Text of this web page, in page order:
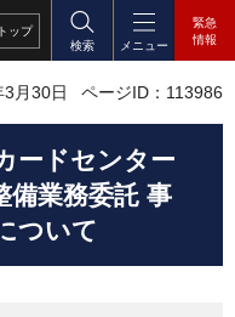
トップ
検索
メニュー
緊急
情報
月30日 ページID：113986
ードセンター
備業務委託 事
ついて